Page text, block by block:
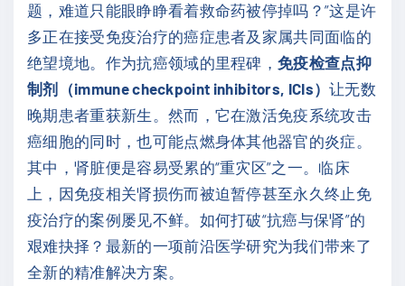
题，难道只能眼睁睁看着救命药被停掉吗？”这是许
多正在接受免疫治疗的癌症患者及家属共同面临的
绝望境地。作为抗癌领域的里程碑，免疫检查点抑
制剂（immune checkpoint inhibitors, ICIs）让无数
晚期患者重获新生。然而，它在激活免疫系统攻击
癌细胞的同时，也可能点燃身体其他器官的炎症。
其中，肾脏便是容易受累的“重灾区”之一。临床
上，因免疫相关肾损伤而被迫暂停甚至永久终止免
疫治疗的案例屡见不鲜。如何打破“抗癌与保肾”的
艰难抉择？最新的一项前沿医学研究为我们带来了
全新的精准解决方案。